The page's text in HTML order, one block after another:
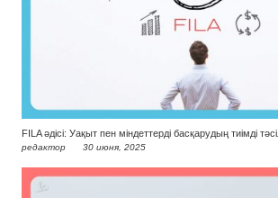
FILA әдісі: Уақыт пен міндеттерді басқарудың тиімді
редактор 30 июня, 2025